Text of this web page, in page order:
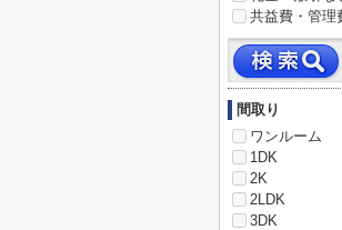
共益費・管理
間取り
ワンルーム
1DK
2K
2LDK
3DK